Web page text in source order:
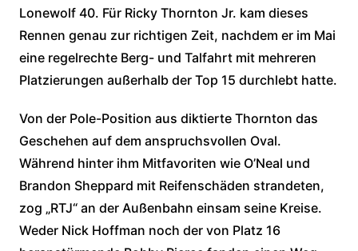
Lonewolf 40. Für Ricky Thornton Jr. kam dieses
Rennen genau zur richtigen Zeit, nachdem er im Mai
eine regelrechte Berg- und Talfahrt mit mehreren
Platzierungen außerhalb der Top 15 durchlebt hatte.
Von der Pole-Position aus diktierte Thornton das
Geschehen auf dem anspruchsvollen Oval.
Während hinter ihm Mitfavoriten wie O’Neal und
Brandon Sheppard mit Reifenschäden strandeten,
zog „RTJ“ an der Außenbahn einsam seine Kreise.
Weder Nick Hoffman noch der von Platz 16